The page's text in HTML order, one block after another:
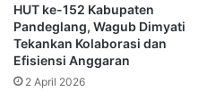
HUT ke-152 Kabupaten
Pandeglang, Wagub Dimyati
Tekankan Kolaborasi dan
Efisiensi Anggaran
2 April 2026